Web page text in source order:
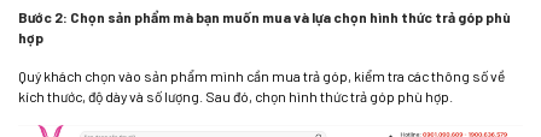
Bước 2: Chọn sản phẩm mà bạn muốn mua và lựa chọn hình thức trả góp phù
hợp
Quý khách chọn vào sản phẩm mình cần mua trả góp, kiểm tra các thông số về
kích thước, độ dày và số lượng. Sau đó, chọn hình thức trả góp phù hợp.